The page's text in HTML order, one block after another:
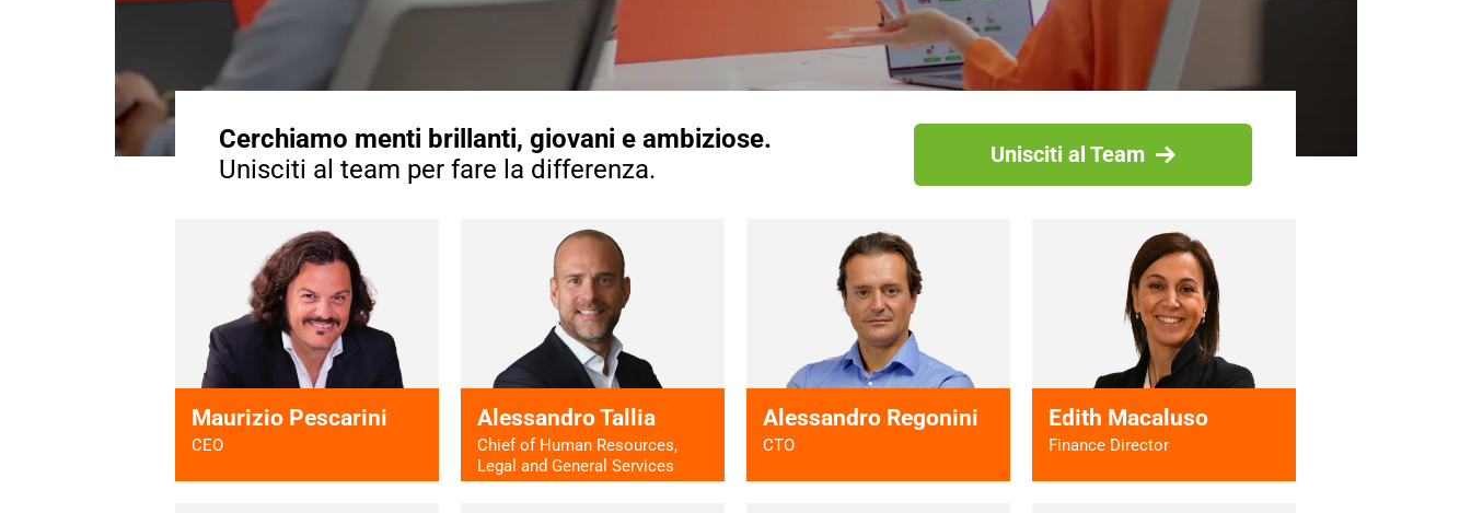
Cerchiamo menti brillanti, giovani e ambiziose.
Unisciti al team per fare la differenza.
Unisciti al Team
Maurizio Pescarini
CEO
Alessandro Tallia
Chief of Human Resources,
Legal and General Services
Alessandro Regonini
CTO
Edith Macaluso
Finance Director